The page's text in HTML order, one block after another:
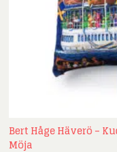
Bert Håge Häverö –
Möja